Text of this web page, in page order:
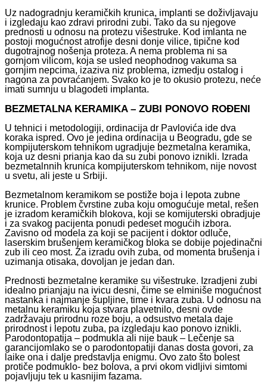
Uz nadogradnju keramičkih krunica, implanti se doživljavaju
i izgledaju kao zdravi prirodni zubi. Tako da su njegove
prednosti u odnosu na protezu višestruke. Kod imlanta ne
postoji mogućnost atrofije desni donje vilice, tipične kod
dugotrajnog nošenja proteza. A nema problema ni sa
gornjom vilicom, koja se usled neophodnog vakuma sa
gornjim nepcima, izaziva niz problema, izmedju ostalog i
nagona za povraćanjem. Svako ko je to okusio protezu, neće
imati sumnju u blagodeti implanta.
BEZMETALNA KERAMIKA – ZUBI PONOVO ROĐENI
U tehnici i metodologiji, ordinacija dr Pavlovića ide dva
koraka ispred. Ovo je jedina ordinacija u Beogradu, gde se
kompijuterskom tehnikom ugradjuje bezmetalna keramika,
koja uz desni prianja kao da su zubi ponovo iznikli. Izrada
bezmetalnnih krunica kompijuterskom tehnikom, nije novost
u svetu, ali jeste u Srbiji.
Bezmetalnom keramikom se postiže boja i lepota zubne
krunice. Problem čvrstine zuba koju omogućuje metal, rešen
je izradom keramičkih blokova, koji se komijuterski obradjuje
i za svakog pacijenta ponudi pedeset mogućih izbora.
Zavisno od modela za koji se pacijent i doktor odluče,
laserskim brušenjem keramičkog bloka se dobije pojedinačni
zub ili ceo most. Za izradu ovih zuba, od momenta brušenja i
uzimanja otisaka, dovoljan je jedan dan.
Prednosti bezmetalne keramike su višestruke. Izradjeni zubi
idealno prianjaju na ivicu desni, čime se elminiše mogućnost
nastanka i najmanje šupljine, time i kvara zuba. U odnosu na
metalnu keramiku koja stvara plavetnilo, desni ovde
zadržavaju prirodnu roze boju, a odsustvo metala daje
prirodnost i lepotu zuba, pa izgledaju kao ponovo iznikli.
Parodontopatija – podmukla ali nije bauk – Lečenje sa
garancijomIako se o parodontopatiji danas dosta govori, za
laike ona i dalje predstavlja enigmu. Ovo zato što bolest
protiče podmuklo- bez bolova, a prvi okom vidljivi simtomi
pojavljuju tek u kasnijim fazama.